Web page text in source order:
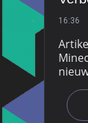
16:36